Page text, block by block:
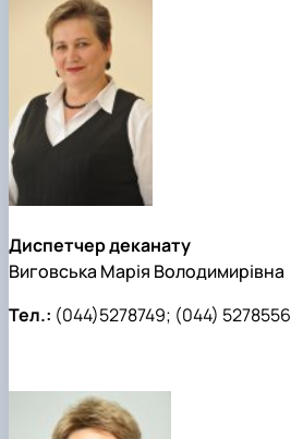
Диспетчер деканату
Виговська Марія Володимирівна
Тел.: (044)5278749; (044) 5278556